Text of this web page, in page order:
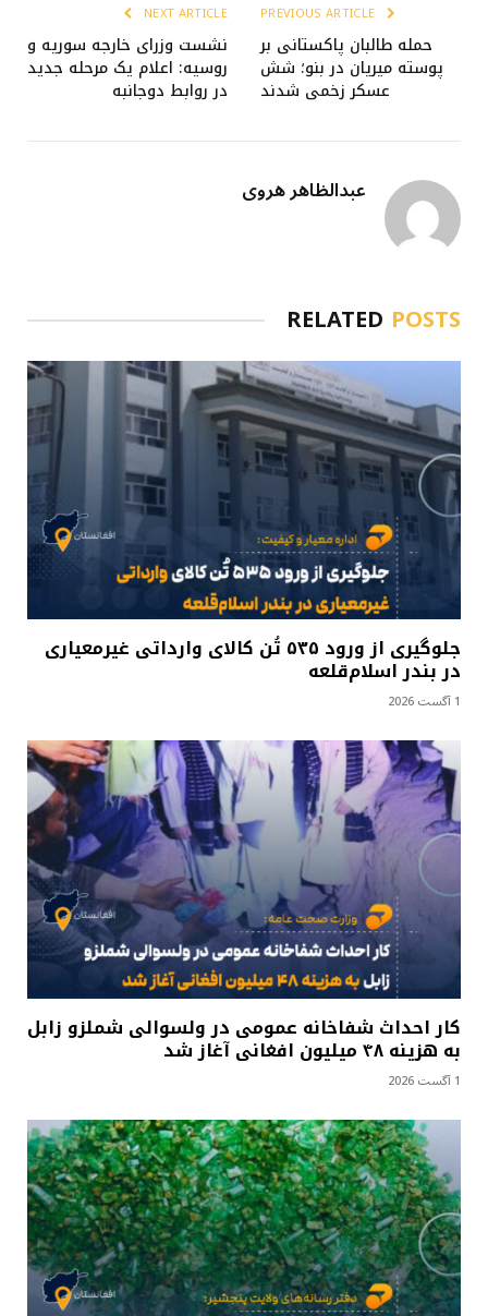
حمله طالبان پاکستانی بر
پوسته میریان در بنو؛ شش
عسکر زخمی شدند
NEXT ARTICLE
نشست وزرای خارجه سوریه و
روسیه: اعلام یک مرحله جدید
در روابط دوجانبه
عبدالظاهر هروی
RELATED POSTS
جلوگیری از ورود ۵۳۵ تُن کالای وارداتی غیرمعیاری
در بندر اسلام‌قلعه
1 آگست 2026
کار احداث شفاخانه عمومی در ولسوالی شملزو زابل
به هزینه ۴۸ میلیون افغانی آغاز شد
1 آگست 2026